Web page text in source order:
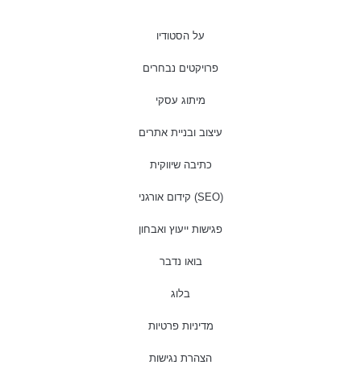
על הסטודיו
פרויקטים נבחרים
מיתוג עסקי
עיצוב ובניית אתרים
כתיבה שיווקית
קידום אורגני (SEO)
פגישות ייעוץ ואבחון
בואו נדבר
בלוג
מדיניות פרטיות
הצהרת נגישות